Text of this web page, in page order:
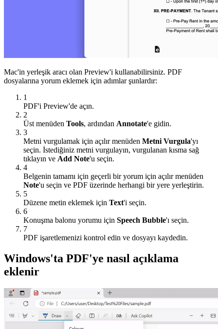
Mac'in yerleşik aracı olan Preview'i kullanabilirsiniz. PDF
dosyalarına yorum eklemek için adımlar şunlardır:
1
PDF'i Preview'de açın.
2
Üst menüden Tools, ardından Annotate'e gidin.
3
Metni vurgulamak için açılır menüden Metni Vurgula'yı
seçin. İstediğiniz metni vurgulayın, vurgulanan kısma sağ
tıklayın ve Add Note'u seçin.
4
Belgenin tamamı için geçerli bir yorum için açılır menüden
Note'u seçin ve PDF üzerinde herhangi bir yere yerleştirin.
5
Düzene metin eklemek için Text'i seçin.
6
Konuşma balonu yorumu için Speech Bubble'ı seçin.
7
PDF işaretlemenizi kontrol edin ve dosyayı kaydedin.
Windows'ta PDF'ye nasıl açıklama
eklenir